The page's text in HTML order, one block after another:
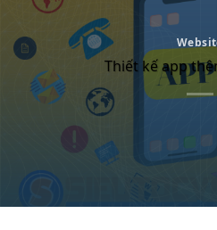
Thiết kế app